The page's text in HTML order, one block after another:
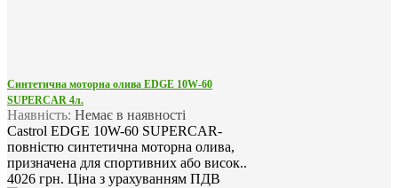
Синтетична моторна олива EDGE 10W-60
SUPERCAR 4л.
Наявність: Немає в наявності
Castrol EDGE 10W-60 SUPERCAR-
повністю синтетична моторна олива,
призначена для спортивних або висок..
4026 грн. Ціна з урахуванням ПДВ